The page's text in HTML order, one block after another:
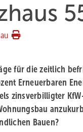
für die zeitlich
Erneuerbaren
zinsverbilligter
Bauen?